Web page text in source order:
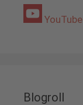
YouTube
Blogroll